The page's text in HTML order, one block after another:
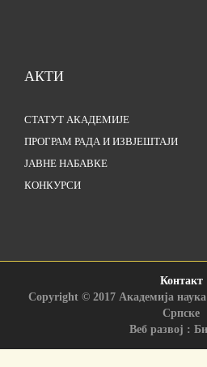
АКТИ
СТАТУТ АКАДЕМИЈЕ
ПРОГРАМ РАДА И ИЗВЈЕШТАЈИ
ЈАВНЕ НАБАВКЕ
КОНКУРСИ
Контакт
Copyright © 2017 Академија
Српске
Веб развој :